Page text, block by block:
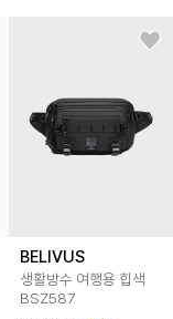
BELIVUS
생활방수 여행용 힙색
BSZ587